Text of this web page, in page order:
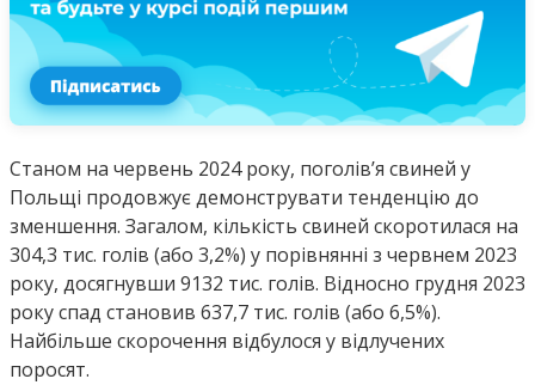
Станом на червень 2024 року, поголів’я свиней у
Польщі продовжує демонструвати тенденцію до
зменшення. Загалом, кількість свиней скоротилася на
304,3 тис. голів (або 3,2%) у порівнянні з червнем 2023
року, досягнувши 9132 тис. голів. Відносно грудня 2023
року спад становив 637,7 тис. голів (або 6,5%).
Найбільше скорочення відбулося у відлучених
поросят.